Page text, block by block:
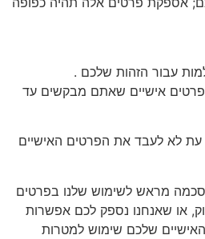
עבור הזהות שלכם .
אישיים שאתם מבקשים עד
לא לעבד את הפרטים האישיים
מראש לשימוש שלנו בפרטים
שאנחנו נספק לכם אפשרות
שלכם שימוש למטרות